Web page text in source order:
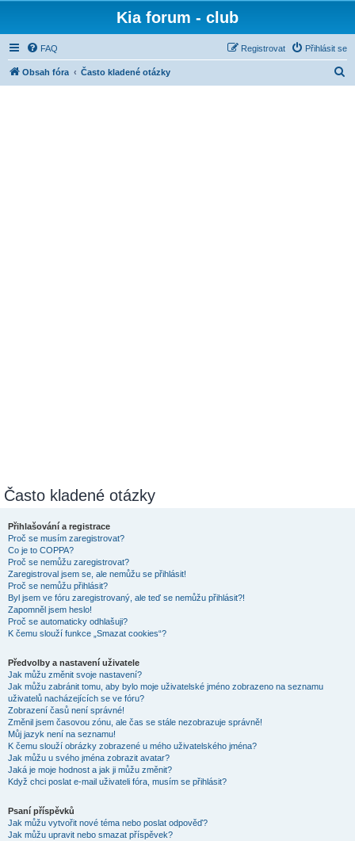
Kia forum - club
FAQ Přihlásit se
Registrovat
Obsah fóra Často kladené otázky
Často kladené otázky
Přihlašování a registrace
Proč se musím zaregistrovat?
Co je to COPPA?
Proč se nemůžu zaregistrovat?
Zaregistroval jsem se, ale nemůžu se přihlásit!
Proč se nemůžu přihlásit?
Byl jsem ve fóru zaregistrovaný, ale teď se nemůžu přihlásit?!
Zapomněl jsem heslo!
Proč se automaticky odhlašuji?
K čemu slouží funkce „Smazat cookies“?
Předvolby a nastavení uživatele
Jak můžu změnit svoje nastavení?
Jak můžu zabránit tomu, aby bylo moje uživatelské jméno zobrazeno na seznamu
uživatelů nacházejících se ve fóru?
Zobrazení časů není správné!
Změnil jsem časovou zónu, ale čas se stále nezobrazuje správně!
Můj jazyk není na seznamu!
K čemu slouží obrázky zobrazené u mého uživatelského jména?
Jak můžu u svého jména zobrazit avatar?
Jaká je moje hodnost a jak ji můžu změnit?
Když chci poslat e-mail uživateli fóra, musím se přihlásit?
Psaní příspěvků
Jak můžu vytvořit nové téma nebo poslat odpověď?
Jak můžu upravit nebo smazat příspěvek?